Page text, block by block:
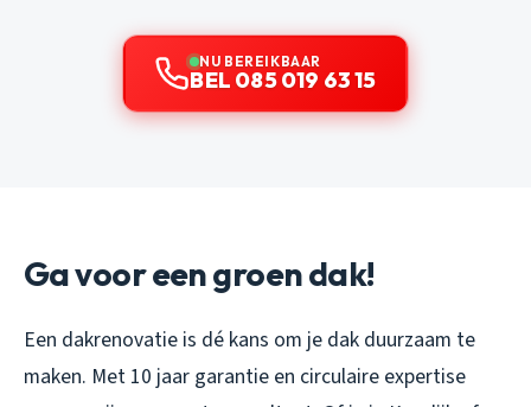
NU BEREIKBAAR
BEL 085 019 63 15
Ga voor een groen dak!
Een dakrenovatie is dé kans om je dak duurzaam te
maken. Met 10 jaar garantie en circulaire expertise